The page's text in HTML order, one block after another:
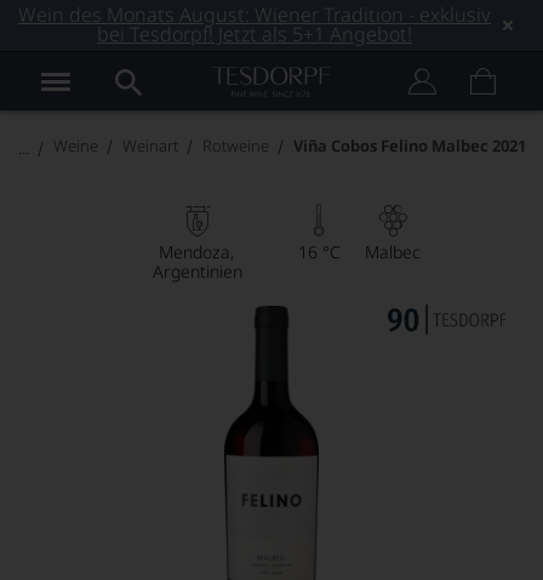
Wein des Monats August: Wiener Tradition - exklusiv
bei Tesdorpf! Jetzt als 5+1 Angebot!
Weine Weinart Rotweine Viña Cobos Felino Malbec 2021
Mendoza
Argentinien
16 °C Malbec